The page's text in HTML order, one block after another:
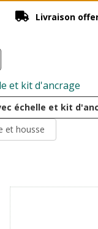
Livraison
et kit d'ancrage
échelle et kit
et housse